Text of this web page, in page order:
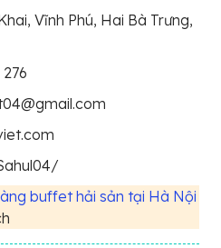
Vĩnh Phú, Hai Bà Trưng,
buffet hải sản tại Hà Nội